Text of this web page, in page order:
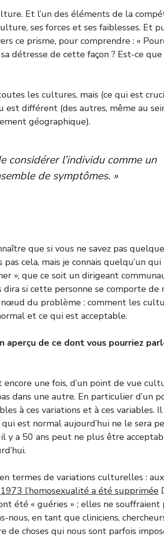
Et l’un des éléments de la
ses forces et ses faiblesses. Et
ce prisme, pour comprendre : «
détresse de cette façon ? Est-ce que
les cultures, mais (ce qui est
est différent (des autres, même au
géographique).
l’individu comme un
de symptômes. »
que si vous ne savez pas
cela, mais je connais quelqu’un qui
», que ce soit un dirigeant
si cette personne se comporte de
nœud du problème : comment les
et ce qui est acceptable.
aperçu de ce dont vous pourriez
une fois, d’un point de vue
dans une autre. En particulier d’un
à ces variations et à ces variables. Il
est normal aujourd’hui ne le sera
y a 50 ans peut ne plus être
termes de variations culturelles :
l’homosexualité a été supprimée
été « guéries » ; elles ne souffraient
nous, en tant que cliniciens,
de choses qui nous sont parfois